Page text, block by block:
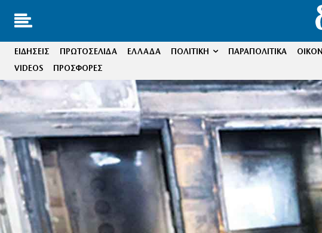
ΕΙΔΗΣΕΙΣ ΠΡΩΤΟΣΕΛΙΔΑ ΕΛΛΑΔΑ ΠΟΛΙΤΙΚΗ ΠΑΡΑΠΟΛΙΤΙΚΑ
VIDEOS
ΠΡΟΣΦΟΡΕΣ